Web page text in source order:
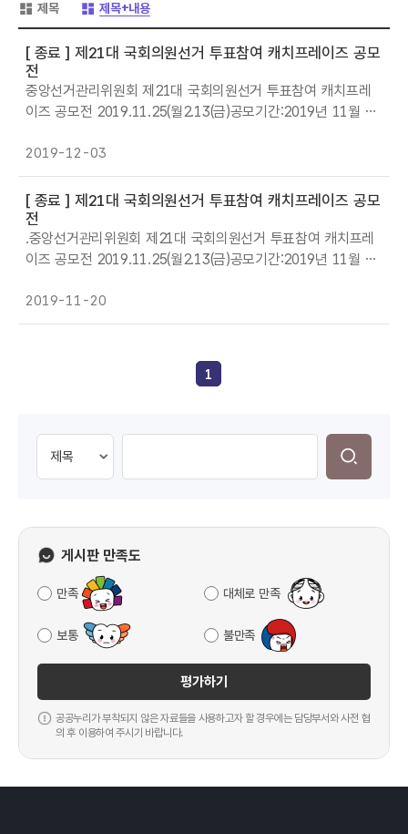
제목 제목+내용
[ 종료 ] 제21대 국회의원선거 투표참여 캐치프레이즈 공모
전
중앙선거관리위원회 제21대 국회의원선거 투표참여 캐치프레
이즈 공모전 2019.11.25(월2.13(금)공모기간:2019년 11월 25
제:투표효능감을 높이는 투표참여 홍보 * 유권자의 마음을 움직
여서 자발적 투표참여를 유도하는 내용 시상내역:총240만원1)
최우수상(1명 50만원 상당 상품권2)우수상(3명 30만원 상당 상
품권3)장려상명 5만원 상당 상품권 접수방법:중앙선관위 홈페
이지(htt://www.ec.go.kr)내 공모전 배너 클릭 후 접수 공모결
과:2019년 12
2019-12-03
[ 종료 ] 제21대 국회의원선거 투표참여 캐치프레이즈 공모
전
.중앙선거관리위원회 제21대 국회의원선거 투표참여 캐치프레
이즈 공모전 2019.11.25(월2.13(금)공모기간:2019년 11월 25
제:투표효능감을 높이는 투표참여 홍보 * 유권자의 마음을 움직
여서 자발적 투표참여를 유도하는 내용 시상내역:총240만원1)
품권3)장려상명 5만원 상당 상품권 접수방법:중앙선관위 홈페
이지(htt://www.ec.go.kr)내 공모전 배너 클릭 후 접수 공모결
2019-11-20
1
게시판 만족도
만족 대체로 만족
보통 불만족
평가하기
공공누리가 부착되지 않은 자료들을 사용하고자 할 경우에는 담당부서와 사전 협
의 후 이용하여 주시기 바랍니다.